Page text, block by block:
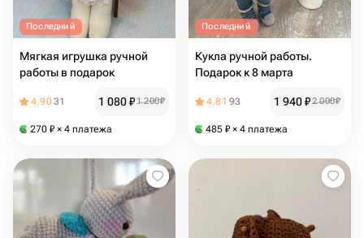
Последний
Мягкая игрушка ручной
работы в подарок
4.9031 1 080₽1 200₽
270 ₽ × 4 платежа
Последний
Кукла ручной работы.
Подарок к 8 марта
4.81 93 1 940₽2 000₽
485 ₽ × 4 платежа